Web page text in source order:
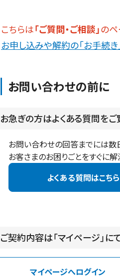
こちらは「ご質問・ご相談」のペ
お申し込みや解約の「お手続き
お問い合わせの前に
お急ぎの方はよくある質問をご
お問い合わせの回答までには数
お客さまのお困りごとをすぐに解
よくある質問はこちら
ご契約内容は「マイページ」
マイページへログイン